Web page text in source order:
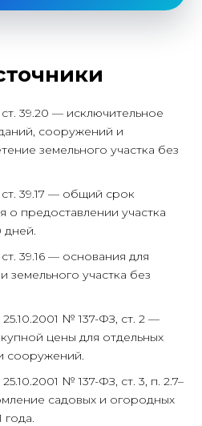
39.20 — исключительное
сооружений и
земельного участка без
39.17 — общий срок
о предоставлении участка
дней.
39.16 — основания для
земельного участка без
№ 137-ФЗ, ст. 2 —
цены для отдельных
сооружений.
№ 137-ФЗ, ст. 3, п. 2.7–
садовых и огородных
года.